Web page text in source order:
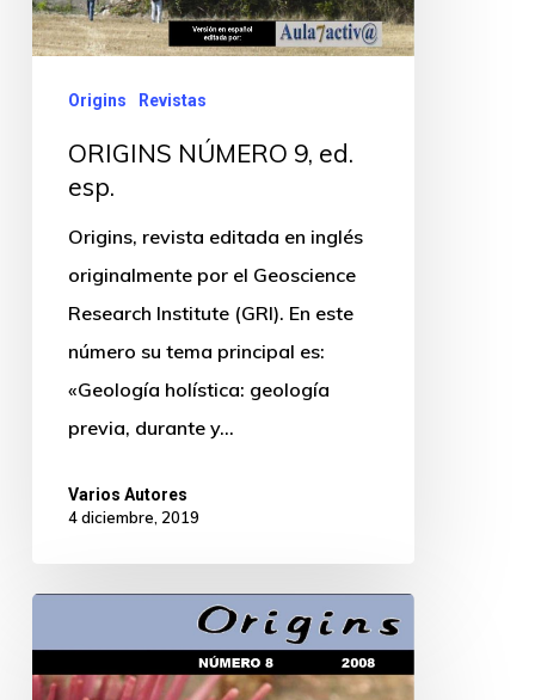
Origins Revistas
ORIGINS NÚMERO 9, ed.
esp.
Origins, revista editada en inglés
originalmente por el Geoscience
Research Institute (GRI). En este
número su tema principal es:
«Geología holística: geología
previa, durante y…
Varios Autores
4 diciembre, 2019